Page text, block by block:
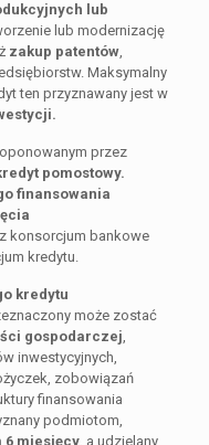
lub
lub modernizację
zakup patentów,
Maksymalny
ten przyznawany jest w
przez
pomostowy.
finansowania
konsorcjum bankowe
kredytu.
kredytu
może zostać
gospodarczej,
inwestycyjnych,
zobowiązań
finansowania
podmiotom,
6 miesięcy, a udzielany